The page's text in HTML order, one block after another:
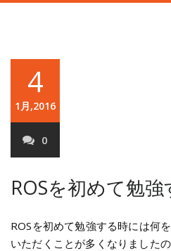
4
1月,2016
0
ROSを初めて勉
ROSを初めて勉強する時には何
いただくことが多くなりました